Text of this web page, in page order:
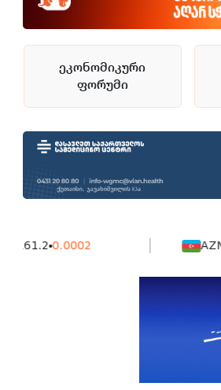
ეკონომიკური
ფორუმი
0.0002 AZN 1.542